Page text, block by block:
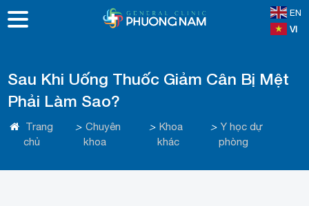
EN
VI
Sau Khi Uống Thuốc Giảm Cân Bị Mệt
Phải Làm Sao?
Trang
chủ
> Chuyên
khoa
> Khoa
khác
> Y học dự
phòng